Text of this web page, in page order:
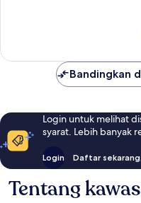
Bandingkan
Login untuk melihat
syarat. Lebih banyak
Login Daftar
Tentang